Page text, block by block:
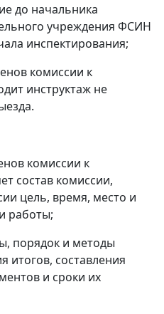
до начальника
учреждения ФСИН
инспектирования;
комиссии к
инструктаж не
комиссии к
состав комиссии,
цель, время, место и
работы;
порядок и методы
итогов, составления
и сроки их